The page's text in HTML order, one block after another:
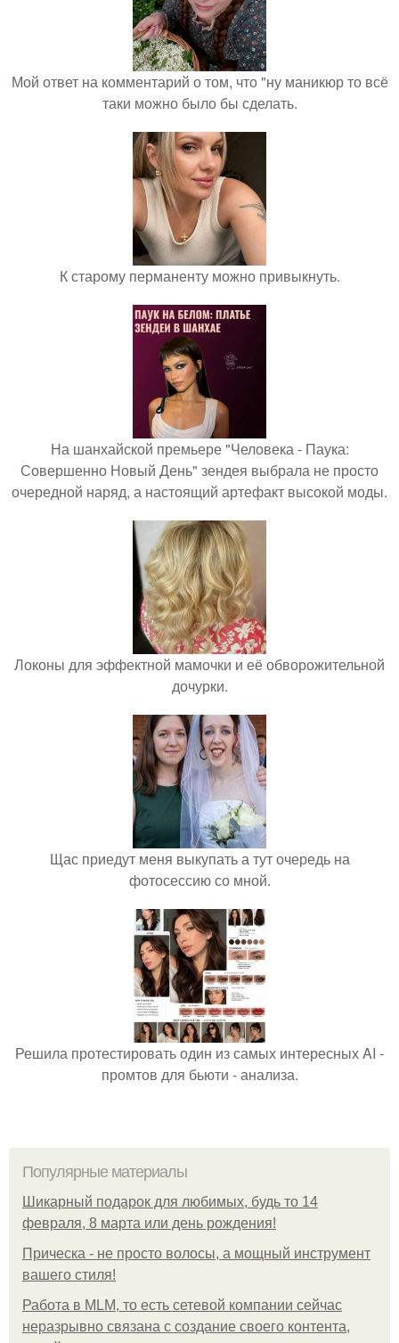
Мой ответ на комментарий о том, что "ну маникюр то всё
таки можно было бы сделать.
К старому перманенту можно привыкнуть.
На шанхайской премьере "Человека - Паука:
Совершенно Новый День" зендея выбрала не просто
очередной наряд, а настоящий артефакт высокой моды.
Локоны для эффектной мамочки и её обворожительной
дочурки.
Щас приедут меня выкупать а тут очередь на
фотосессию со мной.
Решила протестировать один из самых интересных AI -
промтов для бьюти - анализа.
Популярные материалы
Шикарный подарок для любимых, будь то 14
февраля, 8 марта или день рождения!
Прическа - не просто волосы, а мощный инструмент
вашего стиля!
Работа в MLM, то есть сетевой компании сейчас
неразрывно связана с создание своего контента,